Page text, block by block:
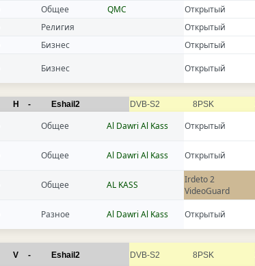
Общее QMC Открытый
Религия Открытый
Бизнес Открытый
Бизнес Открытый
H - Eshail2 DVB-S2 8PSK
Общее Al Dawri Al Kass Открытый
Общее Al Dawri Al Kass Открытый
Общее AL KASS
Irdeto 2
VideoGuard
Разное Al Dawri Al Kass Открытый
V - Eshail2 DVB-S2 8PSK